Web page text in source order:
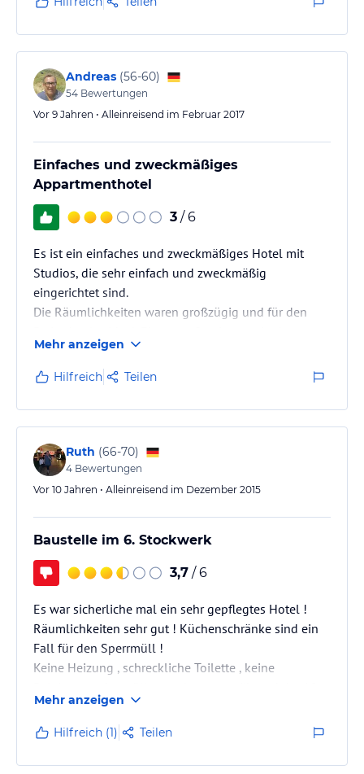
sicherlich nicht überflüssig.
Andreas (56-60)
54 Bewertungen
Vor 9 Jahren • Alleinreisend im Februar 2017
Einfaches und zweckmäßiges
Appartmenthotel
3 / 6
Es ist ein einfaches und zweckmäßiges Hotel mit
Studios, die sehr einfach und zweckmäßig
eingerichtet sind.
Die Räumlichkeiten waren großzügig und für den
Rezeption. Leider gab es WLAN nur dort. Trotzdem
empfehlenswert, wer sehr einfach reisen mag.
Mehr anzeigen
Hilfreich Teilen
Ruth (66-70)
4 Bewertungen
Vor 10 Jahren • Alleinreisend im Dezember 2015
Baustelle im 6. Stockwerk
3,7 / 6
Es war sicherliche mal ein sehr gepflegtes Hotel !
Räumlichkeiten sehr gut ! Küchenschränke sind ein
Fall für den Sperrmüll !
Keine Heizung , schreckliche Toilette , keine
Tage !
Telefon kaputt , aussenleuchte kaputt , Steckdose für
den Fernseher hängt in der Gegend rum ! 3
auswärtige Fernsehprogramme ! App. 607
Mehr anzeigen
Hilfreich (1) Teilen